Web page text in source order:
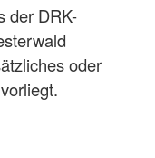
der DRK-
oder